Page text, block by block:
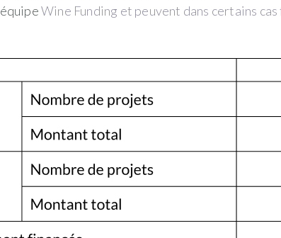
équipeWine Funding et peuvent dans certains cas